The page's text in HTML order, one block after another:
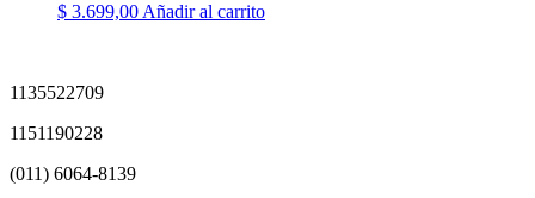
$ 3.699,00 Añadir al carrito
1135522709
1151190228
(011) 6064-8139